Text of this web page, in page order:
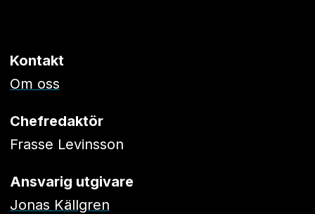
Kontakt
Om oss
Chefredaktör
Frasse Levinsson
Ansvarig utgivare
Jonas Källgren